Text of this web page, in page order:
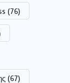
(76)
(67)